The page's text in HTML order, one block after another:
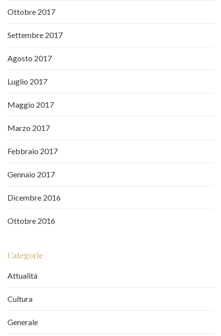
Ottobre 2017
Settembre 2017
Agosto 2017
Luglio 2017
Maggio 2017
Marzo 2017
Febbraio 2017
Gennaio 2017
Dicembre 2016
Ottobre 2016
Categorie
Attualità
Cultura
Generale